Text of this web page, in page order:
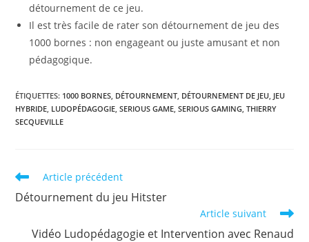
détournement de ce jeu.
Il est très facile de rater son détournement de jeu des
1000 bornes : non engageant ou juste amusant et non
pédagogique.
ÉTIQUETTES: 1000 BORNES DÉTOURNEMENT DÉTOURNEMENT DE JEU JEU
HYBRIDE LUDOPÉDAGOGIE SERIOUS GAME SERIOUS GAMING THIERRY
SECQUEVILLE
Read
articles
Article précédent
Détournement du jeu Hitster
Article suivant
Vidéo Ludopédagogie et Intervention avec Renaud